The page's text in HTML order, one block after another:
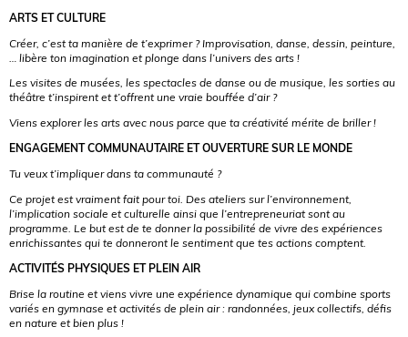
ARTS ET CULTURE
Créer, c’est ta manière de t’exprimer ? Improvisation, danse, dessin, peinture,
… libère ton imagination et plonge dans l’univers des arts !
Les visites de musées, les spectacles de danse ou de musique, les sorties au
théâtre t’inspirent et t’offrent une vraie bouffée d’air ?
Viens explorer les arts avec nous parce que ta créativité mérite de briller !
ENGAGEMENT COMMUNAUTAIRE ET OUVERTURE SUR LE MONDE
Tu veux t’impliquer dans ta communauté ?
Ce projet est vraiment fait pour toi. Des ateliers sur l’environnement,
l’implication sociale et culturelle ainsi que l’entrepreneuriat sont au
programme. Le but est de te donner la possibilité de vivre des expériences
enrichissantes qui te donneront le sentiment que tes actions comptent.
ACTIVITÉS PHYSIQUES ET PLEIN AIR
Brise la routine et viens vivre une expérience dynamique qui combine sports
variés en gymnase et activités de plein air : randonnées, jeux collectifs, défis
en nature et bien plus !